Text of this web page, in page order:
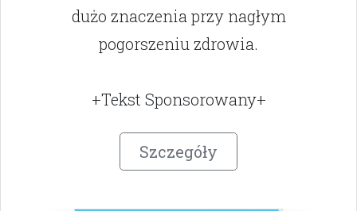
dużo znaczenia przy nagłym
pogorszeniu zdrowia.
+Tekst Sponsorowany+
Szczegóły